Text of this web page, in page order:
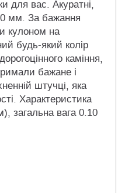
для вас. Акуратні,
мм. За бажання
кулоном на
будь-який колір
каміння,
бажане і
штучці, яка
Характеристика
загальна вага 0.10